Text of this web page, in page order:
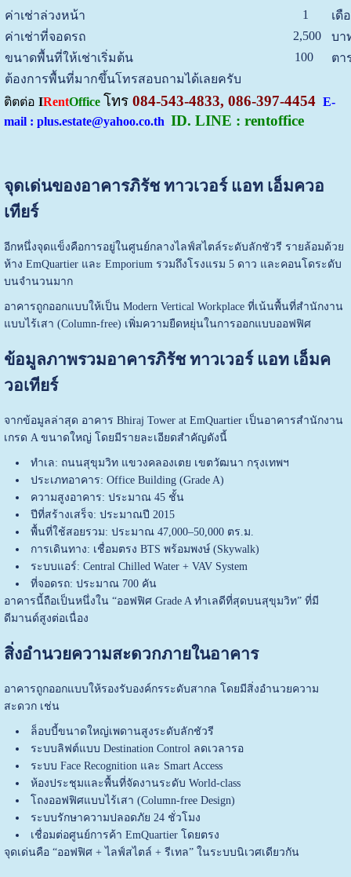
ค่าเช่าล่วงหน้า
1
เดื
ค่าเช่าที่จอดรถ
2,500
บา
ขนาดพื้นที่ให้เช่าเริ่มต้น
100
ตา
ต้องการพื้นที่มากขึ้นโทรสอบถามได้เลยครับ
ติตต่อ IRentOffice โทร084-543-4833, 086-397-4454 E-
mail : plus.estate@yahoo.co.th ID. LINE : rentoffice
จุดเด่นของอาคารภิรัช ทาวเวอร์ แอท เอ็มควอ
เทียร์
อีกหนึ่งจุดแข็งคือการอยู่ในศูนย์กลางไลฟ์สไตล์ระดับลักชัวรี รายล้อมด้วย
ห้าง EmQuartier และ Emporium รวมถึงโรงแรม 5 ดาว และคอนโดระดับ
บนจำนวนมาก
อาคารถูกออกแบบให้เป็น Modern Vertical Workplace ที่เน้นพื้นที่สำนักงาน
แบบไร้เสา (Column-free) เพิ่มความยืดหยุ่นในการออกแบบออฟฟิศ
ข้อมูลภาพรวมอาคารภิรัช ทาวเวอร์ แอท เอ็มค
วอเทียร์
จากข้อมูลล่าสุด อาคาร Bhiraj Tower at EmQuartier เป็นอาคารสำนักงาน
เกรด A ขนาดใหญ่ โดยมีรายละเอียดสำคัญดังนี้
ทำเล: ถนนสุขุมวิท แขวงคลองเตย เขตวัฒนา กรุงเทพฯ
ประเภทอาคาร: Office Building (Grade A)
ความสูงอาคาร: ประมาณ 45 ชั้น
ปีที่สร้างเสร็จ: ประมาณปี 2015
พื้นที่ใช้สอยรวม: ประมาณ 47,000–50,000 ตร.ม.
การเดินทาง: เชื่อมตรง BTS พร้อมพงษ์ (Skywalk)
ระบบแอร์: Central Chilled Water + VAV System
ที่จอดรถ: ประมาณ 700 คัน
อาคารนี้ถือเป็นหนึ่งใน “ออฟฟิศ Grade A ทำเลดีที่สุดบนสุขุมวิท” ที่มี
ดีมานด์สูงต่อเนื่อง
สิ่งอำนวยความสะดวกภายในอาคาร
อาคารถูกออกแบบให้รองรับองค์กรระดับสากล โดยมีสิ่งอำนวยความ
สะดวก เช่น
ล็อบบี้ขนาดใหญ่เพดานสูงระดับลักชัวรี
ระบบลิฟต์แบบ Destination Control ลดเวลารอ
ระบบ Face Recognition และ Smart Access
ห้องประชุมและพื้นที่จัดงานระดับ World-class
โถงออฟฟิศแบบไร้เสา (Column-free Design)
ระบบรักษาความปลอดภัย 24 ชั่วโมง
เชื่อมต่อศูนย์การค้า EmQuartier โดยตรง
จุดเด่นคือ “ออฟฟิศ + ไลฟ์สไตล์ + รีเทล” ในระบบนิเวศเดียวกัน